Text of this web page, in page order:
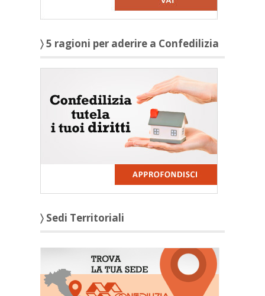
〉 5 ragioni per aderire a Confedilizia
〉 Sedi Territoriali